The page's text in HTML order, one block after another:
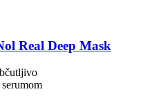
Real Deep Mask